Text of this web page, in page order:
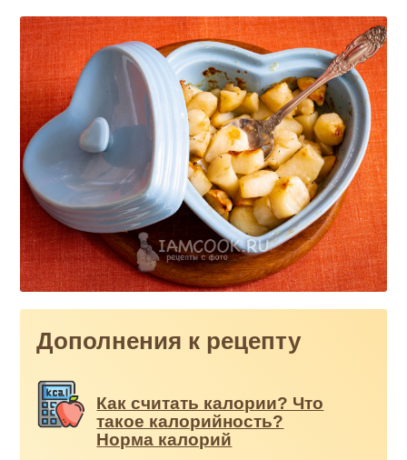
Дополнения к рецепту
Как считать калории? Что
такое калорийность?
Норма калорий